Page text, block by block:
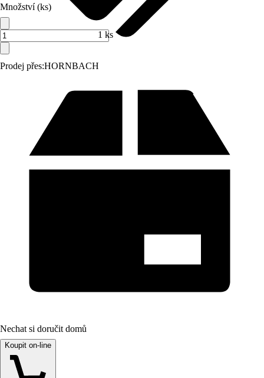
Prodej přes:HORNBACH
Množství (ks)
1 ks
Nechat si doručit domů
Koupit on-line